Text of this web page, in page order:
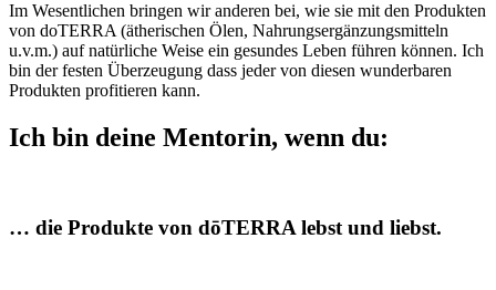
Im Wesentlichen bringen wir anderen bei, wie sie mit den Produkten
von doTERRA (ätherischen Ölen, Nahrungsergänzungsmitteln
u.v.m.) auf natürliche Weise ein gesundes Leben führen können. Ich
bin der festen Überzeugung dass jeder von diesen wunderbaren
Produkten profitieren kann.
Ich bin deine Mentorin, wenn du:
… die Produkte von dōTERRA lebst und liebst.